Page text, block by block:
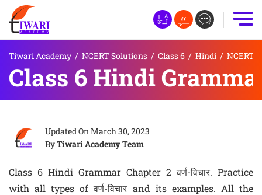
Tiwari Academy / NCERT Solutions / Class 6 / Hindi / NCERT
Class 6 Hindi Grammar
Updated OnMarch 30, 2023
ByTiwari Academy Team
Class 6 Hindi Grammar Chapter 2 वर्ण-विचार. Practice
with all types of वर्ण-विचार and its examples. All the